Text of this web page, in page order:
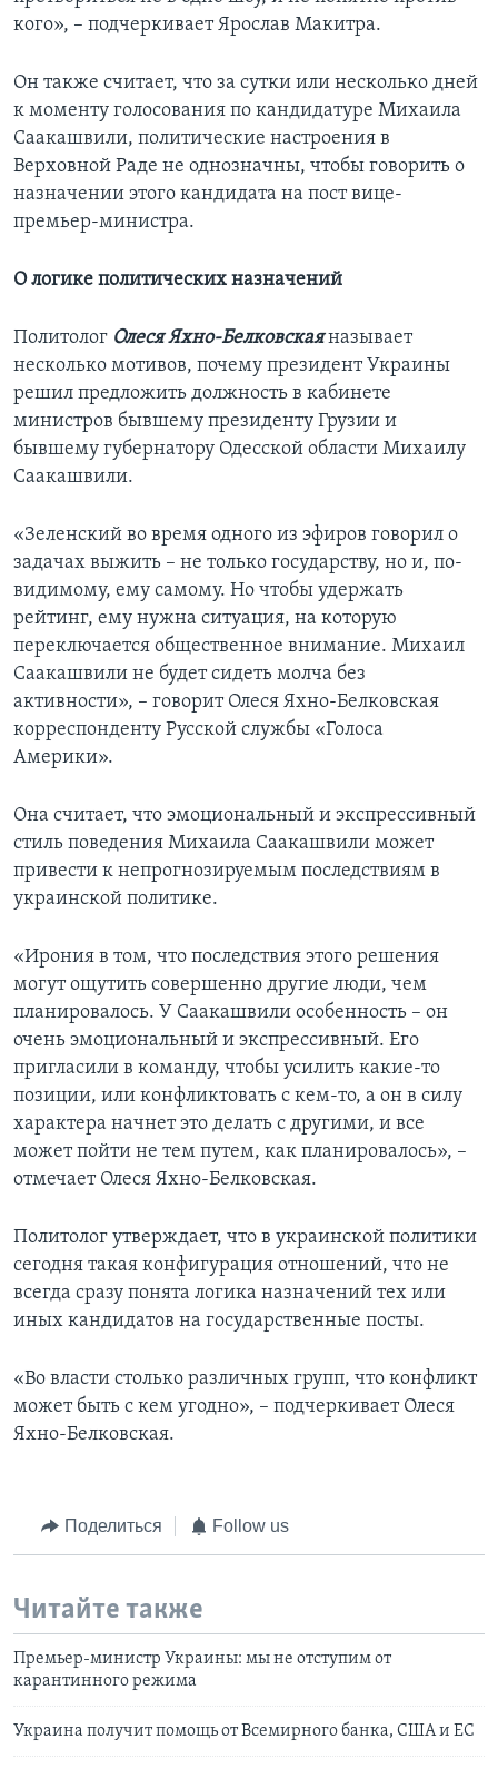
кого», – подчеркивает Ярослав Макитра.
Он также считает, что за сутки или несколько дней
к моменту голосования по кандидатуре Михаила
Саакашвили, политические настроения в
Верховной Раде не однозначны, чтобы говорить о
назначении этого кандидата на пост вице-
премьер-министра.
О логике политических назначений
Политолог Олеся Яхно-Белковскаяназывает
несколько мотивов, почему президент Украины
решил предложить должность в кабинете
министров бывшему президенту Грузии и
бывшему губернатору Одесской области Михаилу
Саакашвили.
«Зеленский во время одного из эфиров говорил о
задачах выжить – не только государству, но и, по-
видимому, ему самому. Но чтобы удержать
рейтинг, ему нужна ситуация, на которую
переключается общественное внимание. Михаил
Саакашвили не будет сидеть молча без
активности», – говорит Олеся Яхно-Белковская
корреспонденту Русской службы «Голоса
Америки».
Она считает, что эмоциональный и экспрессивный
стиль поведения Михаила Саакашвили может
привести к непрогнозируемым последствиям в
украинской политике.
«Ирония в том, что последствия этого решения
могут ощутить совершенно другие люди, чем
планировалось. У Саакашвили особенность – он
очень эмоциональный и экспрессивный. Его
пригласили в команду, чтобы усилить какие-то
позиции, или конфликтовать с кем-то, а он в силу
характера начнет это делать с другими, и все
может пойти не тем путем, как планировалось», –
отмечает Олеся Яхно-Белковская.
Политолог утверждает, что в украинской политики
сегодня такая конфигурация отношений, что не
всегда сразу понята логика назначений тех или
иных кандидатов на государственные посты.
«Во власти столько различных групп, что конфликт
может быть с кем угодно», – подчеркивает Олеся
Яхно-Белковская.
Поделиться Follow us
Читайте также
Премьер-министр Украины: мы не отступим от
карантинного режима
Украина получит помощь от Всемирного банка, США и ЕС